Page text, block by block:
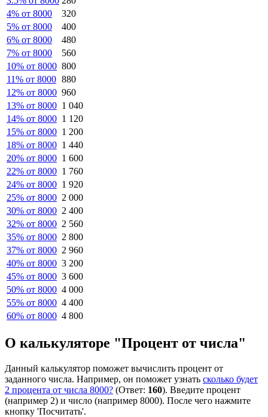
4% от 8000
320
5% от 8000
400
6% от 8000
480
7% от 8000
560
10% от 8000 800
11% от 8000 880
12% от 8000 960
13% от 8000 1 040
14% от 8000 1 120
15% от 8000 1 200
18% от 8000 1 440
20% от 8000 1 600
22% от 8000 1 760
24% от 8000 1 920
25% от 8000 2 000
30% от 8000 2 400
32% от 8000 2 560
35% от 8000 2 800
37% от 8000 2 960
40% от 8000 3 200
45% от 8000 3 600
50% от 8000 4 000
55% от 8000 4 400
60% от 8000 4 800
О калькуляторе "Процент от числа"
Данный калькулятор поможет вычислить процент от
заданного числа. Например, он поможет узнать сколько будет
2 процента от числа 8000? (Ответ: 160). Введите процент
(например 2) и число (например 8000). После чего нажмите
кнопку 'Посчитать'.